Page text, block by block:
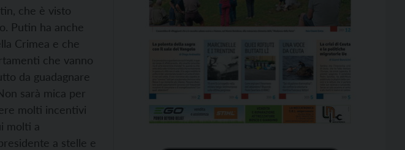
che è visto
Putin ha anche
Crimea e che
che vanno
da guadagnare
sarà mica per
molti incentivi
molti a
a stelle e